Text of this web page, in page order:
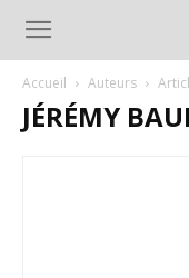
Accueil Auteurs
JÉRÉMY